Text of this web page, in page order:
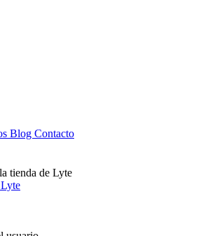
Blog Contacto